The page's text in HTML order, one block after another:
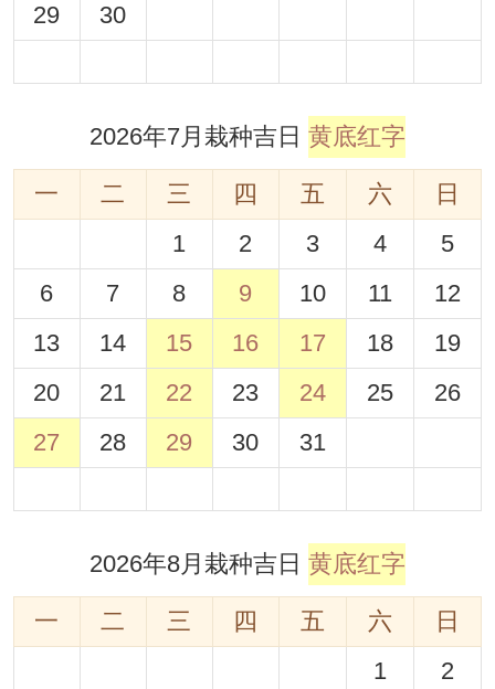
29
30
2026年7月栽种吉日 黄底红字
一 二 三 四 五 六
日
1
2 3 4
5
6
7 8 9 10 11
12
13
14 15 16 17 18
19
20
21 22 23 24 25
26
27
28 29 30 31
2026年8月栽种吉日 黄底红字
一 二 三 四 五 六
日
1
2